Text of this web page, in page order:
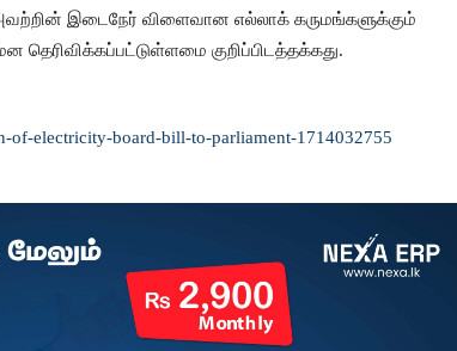
இடைநேர் விளைவான எல்லாக் கருமங்களுக்கும்
தெரிவிக்கப்பட்டுள்ளமை குறிப்பிடத்தக்கது.
of-electricity-board-bill-to-parliament-1714032755